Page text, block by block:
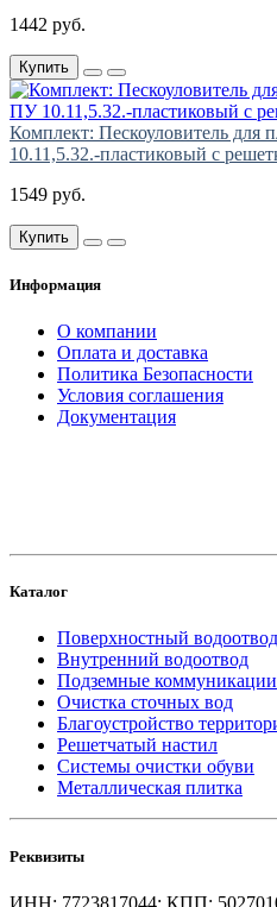
1442 руб.
Купить
Комплект: Пескоуловитель для
10.11,5.32.-пластиковый с
1549 руб.
Купить
Информация
О компании
Оплата и доставка
Политика Безопасности
Условия соглашения
Документация
Каталог
Поверхностный водоотвод
Внутренний водоотвод
Подземные коммуникации
Очистка сточных вод
Благоустройство
Решетчатый настил
Системы очистки обуви
Металлическая плитка
Реквизиты
ИНН: 7723817044; КПП: